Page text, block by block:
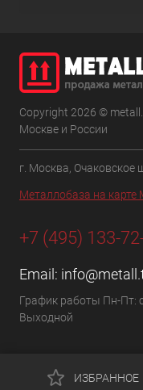
Copyright 2026 ©
Москве и России
г. Москва, Очаковское
Металлобаза на
+7 (495) 133-
Email:
График работы Пн-Пт:
Выходной
ИЗБРАННОЕ